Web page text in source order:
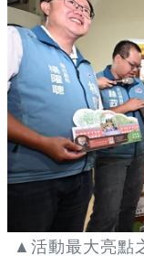
▲活動最大亮點